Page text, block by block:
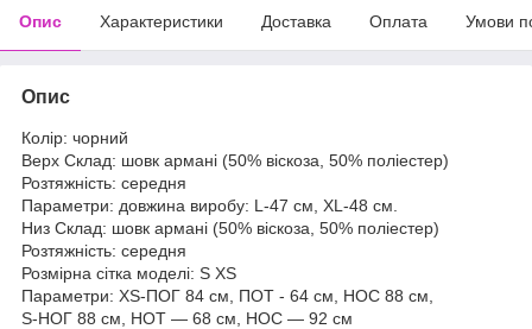
Опис Характеристики Доставка Оплата Умови
Опис
Колір: чорний
Верх Склад: шовк армані (50% віскоза, 50% поліестер)
Розтяжність: середня
Параметри: довжина виробу: L-47 см, XL-48 см.
Низ Склад: шовк армані (50% віскоза, 50% поліестер)
Розтяжність: середня
Розмірна сітка моделі: S XS
Параметри: XS-ПОГ 84 см, ПОТ - 64 см, НОС 88 см,
S-НОГ 88 см, НОТ — 68 см, НОС — 92 см